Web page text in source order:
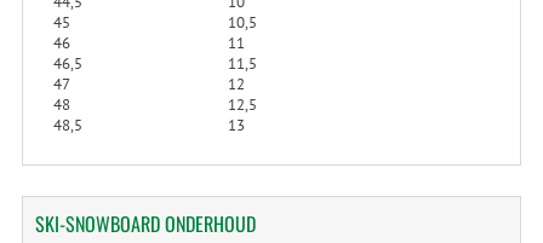
45
10,5
46
11
46,5
11,5
47
12
48
12,5
48,5
13
SKI-SNOWBOARDONDERHOUD